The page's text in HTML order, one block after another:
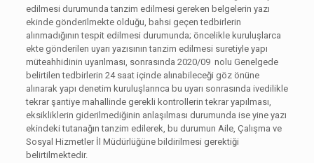
edilmesi durumunda tanzim edilmesi gereken belgelerin yazı
ekinde gönderilmekte olduğu, bahsi geçen tedbirlerin
alınmadığının tespit edilmesi durumunda; öncelikle kuruluşlarca
ekte gönderilen uyarı yazısının tanzim edilmesi suretiyle yapı
müteahhidinin uyarılması, sonrasında 2020/09 nolu Genelgede
belirtilen tedbirlerin 24 saat içinde alınabileceği göz önüne
alınarak yapı denetim kuruluşlarınca bu uyarı sonrasında ivedilikle
tekrar şantiye mahallinde gerekli kontrollerin tekrar yapılması,
eksikliklerin giderilmediğinin anlaşılması durumunda ise yine yazı
ekindeki tutanağın tanzim edilerek, bu durumun Aile, Çalışma ve
Sosyal Hizmetler İl Müdürlüğüne bildirilmesi gerektiği
belirtilmektedir.